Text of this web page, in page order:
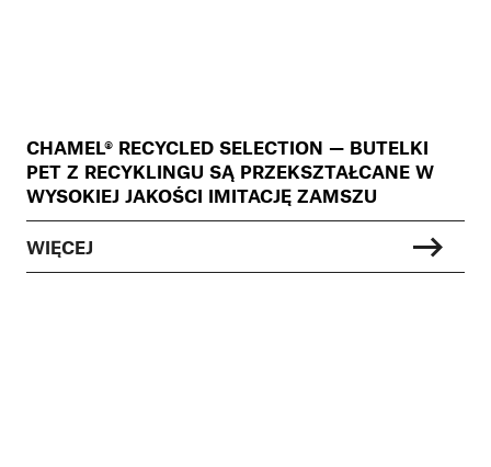
CHAMEL® RECYCLED SELECTION — BUTELKI
PET Z RECYKLINGU SĄ PRZEKSZTAŁCANE W
WYSOKIEJ JAKOŚCI IMITACJĘ ZAMSZU
WIĘCEJ